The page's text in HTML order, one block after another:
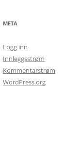
META
Logg inn
Innleggsstrøm
Kommentarstrøm
WordPress.org